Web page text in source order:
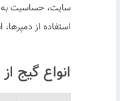
سایت، حساسیت
استفاده از
انواع گیج